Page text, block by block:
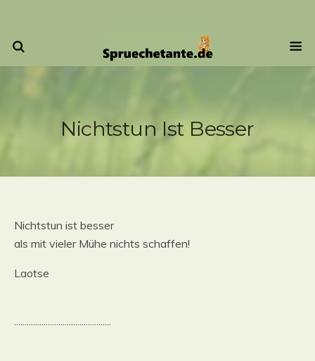
Nichtstun Ist Besser
Nichtstun ist besser
als mit vieler Mühe nichts schaffen!
Laotse
..............................................